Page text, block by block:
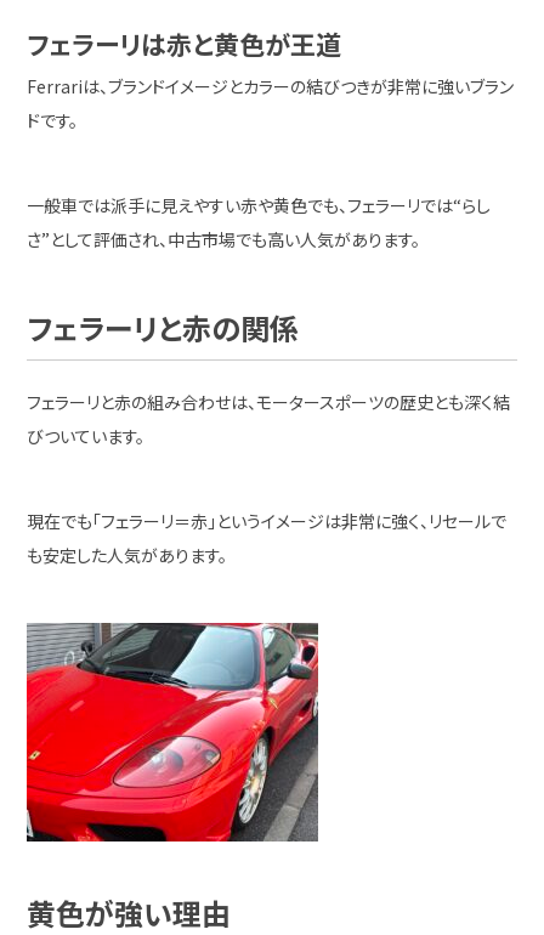
フェラーリは赤と黄色が王道
Ferrariは、ブランドイメージとカラーの結びつきが非常に強いブラン
ドです。
一般車では派手に見えやすい赤や黄色でも、フェラーリでは“らし
さ”として評価され、中古市場でも高い人気があります。
フェラーリと赤の関係
フェラーリと赤の組み合わせは、モータースポーツの歴史とも深く結
びついています。
現在でも「フェラーリ＝赤」というイメージは非常に強く、リセールで
も安定した人気があります。
黄色が強い理由